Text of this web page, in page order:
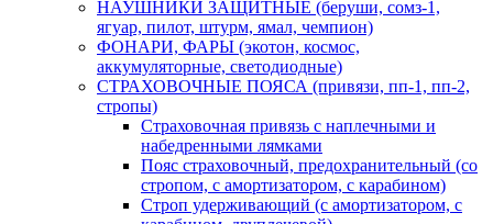
НАУШНИКИ ЗАЩИТНЫЕ (беруши, сомз-1,
ягуар, пилот, штурм, ямал, чемпион)
ФОНАРИ, ФАРЫ (экотон, космос,
аккумуляторные, светодиодные)
СТРАХОВОЧНЫЕ ПОЯСА (привязи, пп-1, пп-2,
стропы)
Страховочная привязь с наплечными и
набедренными лямками
Пояс страховочный, предохранительный (со
стропом, с амортизатором, с карабином)
Строп удерживающий (с амортизатором, с